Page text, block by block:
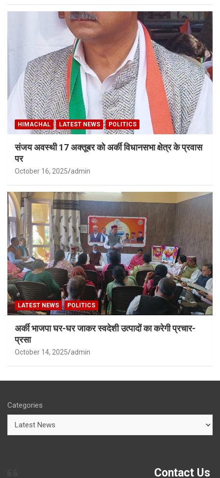
HIMACHAL LATEST NEWS POLITICS
संजय अवस्थी 17 अक्तूबर को अर्की विधानसभा क्षेत्र के प्रवास
पर
October 16, 2025 admin
LATEST NEWS POLITICS
अर्की भाजपा घर-घर जाकर स्वदेशी उत्पादों का करेगी प्रचार-
प्रसा
October 14, 2025 admin
Categories
Contact Us